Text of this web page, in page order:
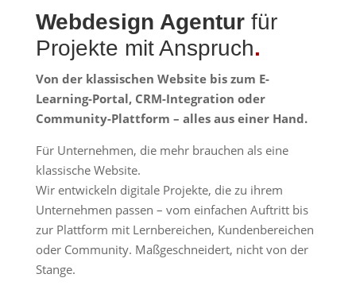
Webdesign Agenturfür
Projekte mit Anspruch.
Von der klassischen Website bis zum E-
Learning-Portal, CRM-Integration oder
Community-Plattform – alles aus einer Hand.
Für Unternehmen, die mehr brauchen als eine
klassische Website.
Wir entwickeln digitale Projekte, die zu ihrem
Unternehmen passen – vom einfachen Auftritt bis
zur Plattform mit Lernbereichen, Kundenbereichen
oder Community. Maßgeschneidert, nicht von der
Stange.